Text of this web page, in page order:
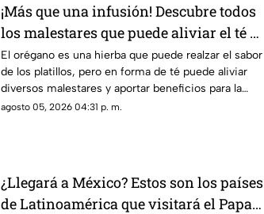
¡Más que una infusión! Descubre todos
los malestares que puede aliviar el té de
orégano
El orégano es una hierba que puede realzar el sabor
de los platillos, pero en forma de té puede aliviar
diversos malestares y aportar beneficios para la
salud humana.
agosto 05, 2026 04:31 p. m.
¿Llegará a México? Estos son los países
de Latinoamérica que visitará el Papa